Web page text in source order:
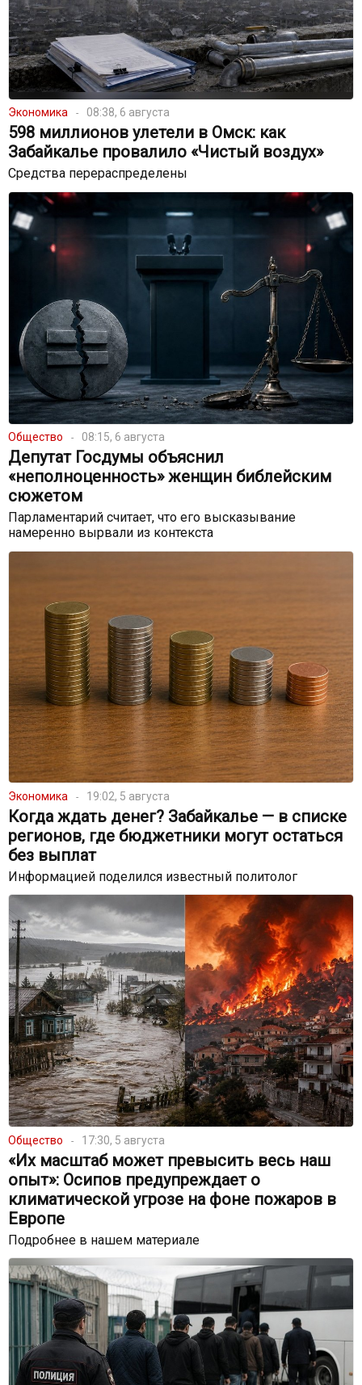
Экономика 08:38, 6 августа
598 миллионов улетели в Омск: как
Забайкалье провалило «Чистый воздух»
Средства перераспределены
Общество 08:15, 6 августа
Депутат Госдумы объяснил
«неполноценность» женщин библейским
сюжетом
Парламентарий считает, что его высказывание
намеренно вырвали из контекста
Экономика 19:02, 5 августа
Когда ждать денег? Забайкалье — в списке
регионов, где бюджетники могут остаться
без выплат
Информацией поделился известный политолог
Общество 17:30, 5 августа
«Их масштаб может превысить весь наш
опыт»: Осипов предупреждает о
климатической угрозе на фоне пожаров в
Европе
Подробнее в нашем материале